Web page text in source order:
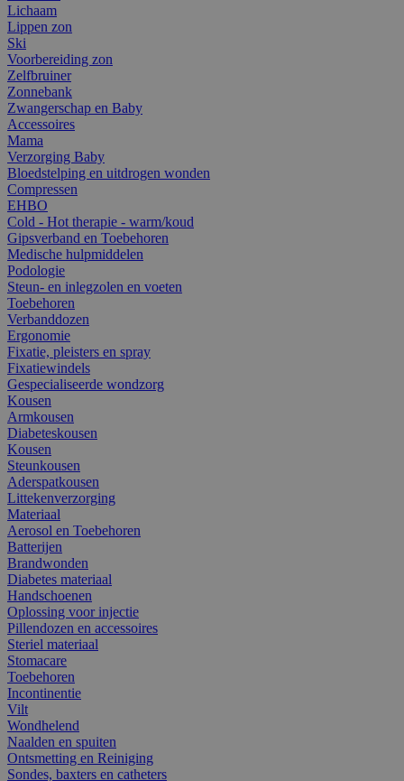
Lichaam
Lippen zon
Ski
Voorbereiding zon
Zelfbruiner
Zonnebank
Zwangerschap en Baby
Accessoires
Mama
Verzorging Baby
Bloedstelping en uitdrogen wonden
Compressen
EHBO
Cold - Hot therapie - warm/koud
Gipsverband en Toebehoren
Medische hulpmiddelen
Podologie
Steun- en inlegzolen en voeten
Toebehoren
Verbanddozen
Ergonomie
Fixatie, pleisters en spray
Fixatiewindels
Gespecialiseerde wondzorg
Kousen
Armkousen
Diabeteskousen
Kousen
Steunkousen
Aderspatkousen
Littekenverzorging
Materiaal
Aerosol en Toebehoren
Batterijen
Brandwonden
Diabetes materiaal
Handschoenen
Oplossing voor injectie
Pillendozen en accessoires
Steriel materiaal
Stomacare
Toebehoren
Incontinentie
Vilt
Wondhelend
Naalden en spuiten
Ontsmetting en Reiniging
Sondes, baxters en catheters